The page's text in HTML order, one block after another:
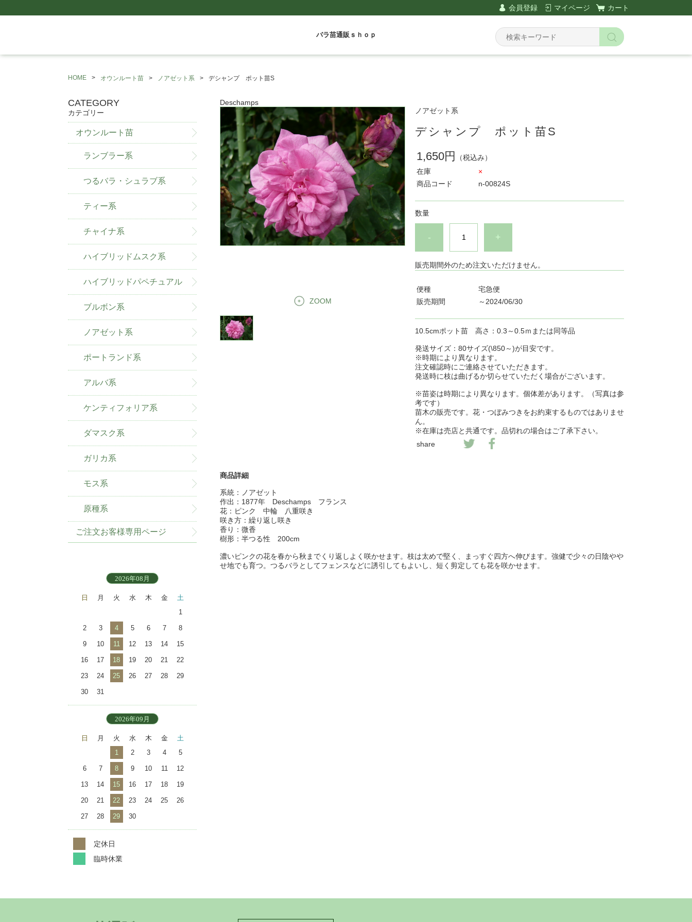
会員登録 マイページ カート
バラ苗通販ｓｈｏｐ
HOME オウンルート苗 ノアゼット系 デシャンプ ポット苗S
Deschamps
ZOOM
ノアゼット系
デシャンプ ポット苗S
1,650円
（税込み）
在庫
×
商品コード
n-00824S
数量
- +
販売期間外のため注文いただけません。
便種
宅急便
販売期間
～2024/06/30
10.5cmポット苗 高さ：0.3～0.5ｍまたは同等品
発送サイズ：80サイズ(\850～)が目安です。
※時期により異なります。
注文確認時にご連絡させていただきます。
発送時に枝は曲げるか切らせていただく場合がございます。
※苗姿は時期により異なります。個体差があります。（写真は参
考です）
苗木の販売です。花・つぼみつきをお約束するものではありませ
ん。
※在庫は売店と共通です。品切れの場合はご了承下さい。
share
商品詳細
系統：ノアゼット
作出：1877年 Deschamps フランス
花：ピンク 中輪 八重咲き
咲き方：繰り返し咲き
香り：微香
樹形：半つる性 200cm
濃いピンクの花を春から秋までくり返しよく咲かせます。枝は太めで堅く、まっすぐ四方へ伸びます。強健で少々の日陰やや
せ地でも育つ。つるバラとしてフェンスなどに誘引してもよいし、短く剪定しても花を咲かせます。
CATEGORY
カテゴリー
オウンルート苗
ランブラー系
つるバラ・シュラブ系
ティー系
チャイナ系
ハイブリッドムスク系
ハイブリッドパペチュアル
ブルボン系
ノアゼット系
ポートランド系
アルバ系
ケンティフォリア系
ダマスク系
ガリカ系
モス系
原種系
ご注文お客様専用ページ
2026年08月
日 月 火 水 木 金
土
1
2 3 4 5 6 7 8
9 10 11 12 13 14 15
16 17 18 19 20 21 22
23 24 25 26 27 28 29
30 31
2026年09月
日 月 火 水 木 金
土
1
2 3 4 5
6 7 8 9 10 11 12
13 14 15 16 17 18 19
20 21 22 23 24 25 26
27 28 29 30
定休日
臨時休業